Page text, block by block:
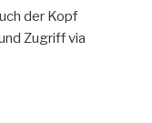
der Kopf
Zugriff via